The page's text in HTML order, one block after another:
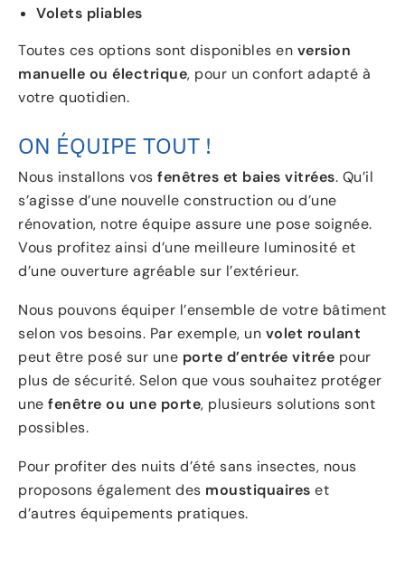
Volets pliables
Toutes ces options sont disponibles en version
manuelle ou électrique, pour un confort adapté à
votre quotidien.
ON ÉQUIPE TOUT !
Nous installons vos fenêtres et baies vitrées. Qu’il
s’agisse d’une nouvelle construction ou d’une
rénovation, notre équipe assure une pose soignée.
Vous profitez ainsi d’une meilleure luminosité et
d’une ouverture agréable sur l’extérieur.
Nous pouvons équiper l’ensemble de votre bâtiment
selon vos besoins. Par exemple, un volet roulant
peut être posé sur une porte d’entrée vitrée pour
plus de sécurité. Selon que vous souhaitez protéger
une fenêtre ou une porte, plusieurs solutions sont
possibles.
Pour profiter des nuits d’été sans insectes, nous
proposons également des moustiquaires et
d’autres équipements pratiques.